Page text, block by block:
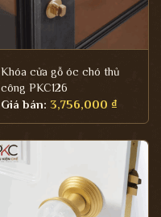
Khóa cửa gỗ óc chó thủ
công PKC126
Giá bán: 3,756,000 ₫